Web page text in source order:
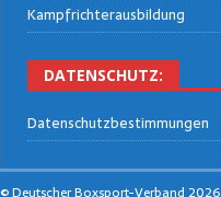
Kampf­rich­ter­aus­bil­dung
DATEN­SCHUTZ:
Daten­schutz­be­stim­mun­gen
© Deutscher Boxsport-Verband 2026